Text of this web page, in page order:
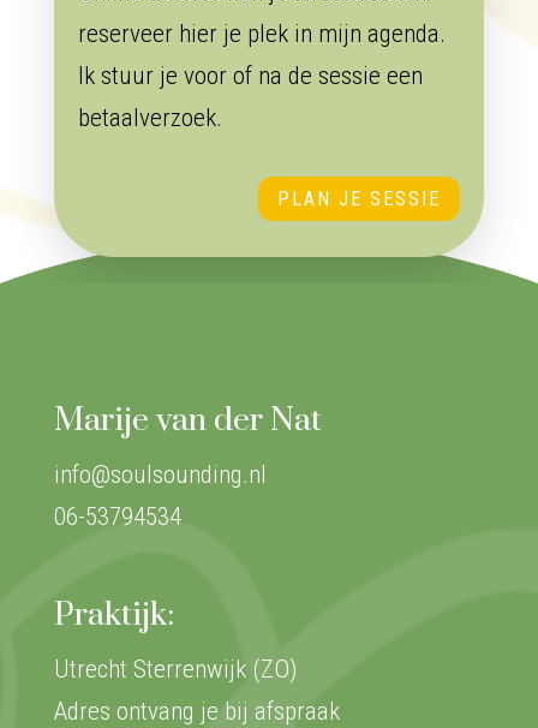
reserveer hier je plek in mijn agenda.
Ik stuur je voor of na de sessie een
betaalverzoek.
PLAN JE SESSIE
Marije van der Nat
info@soulsounding.nl
06-53794534
Praktijk:
Utrecht Sterrenwijk (ZO)
Adres ontvang je bij afspraak